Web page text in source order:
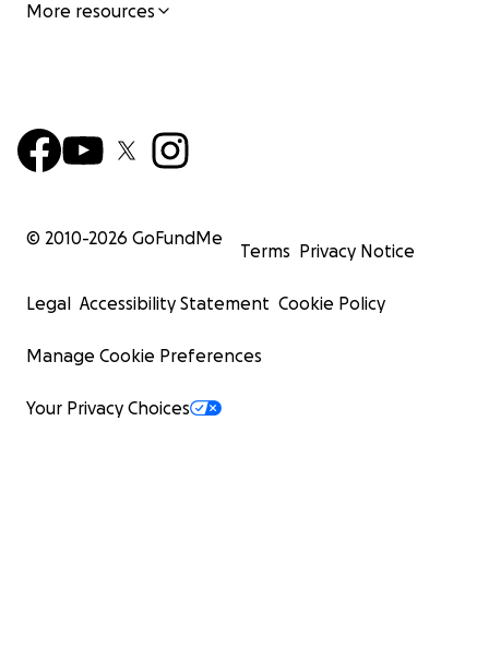
More resources
© 2010-2026 GoFundMe
Terms Privacy Notice
Legal Accessibility Statement Cookie Policy
Manage Cookie Preferences
Your Privacy Choices